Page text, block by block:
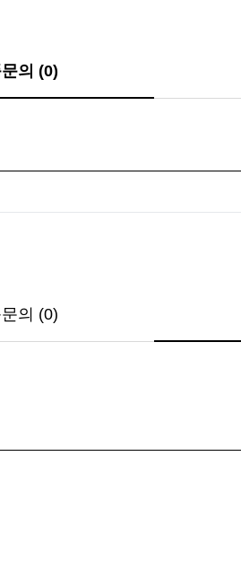
의 (0)
의 (0)